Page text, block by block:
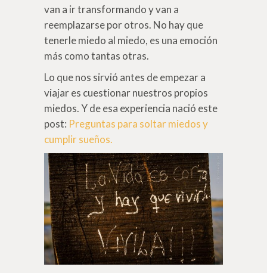
van a ir transformando y van a
reemplazarse por otros. No hay que
tenerle miedo al miedo, es una emoción
más como tantas otras.
Lo que nos sirvió antes de empezar a
viajar es cuestionar nuestros propios
miedos. Y de esa experiencia nació este
post: Preguntas para soltar miedos y
cumplir sueños.